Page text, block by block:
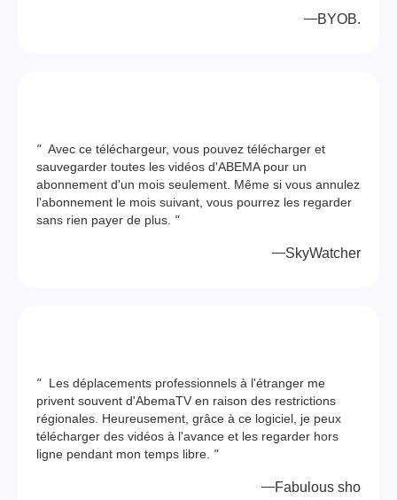
BYOB.
" Avec ce téléchargeur, vous pouvez télécharger et
sauvegarder toutes les vidéos d'ABEMA pour un
abonnement d'un mois seulement. Même si vous annulez
l'abonnement le mois suivant, vous pourrez les regarder
sans rien payer de plus. "
SkyWatcher
"
Les déplacements professionnels à l'étranger me
privent souvent d'AbemaTV en raison des restrictions
régionales. Heureusement, grâce à ce logiciel, je peux
télécharger des vidéos à l'avance et les regarder hors
ligne pendant mon temps libre. "
Fabulous sho